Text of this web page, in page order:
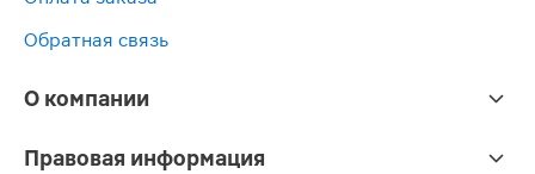
Обратная связь
О компании
Правовая информация